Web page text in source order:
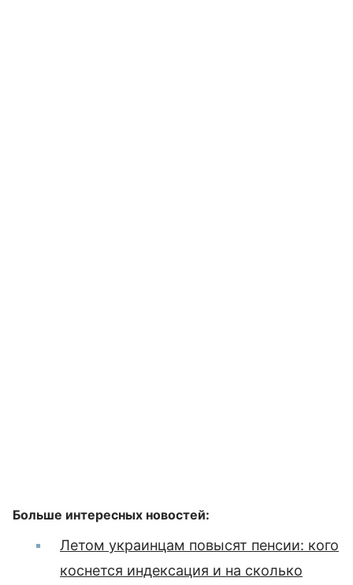
Больше интересных новостей:
Летом украинцам повысят пенсии: кого
коснется индексация и на сколько